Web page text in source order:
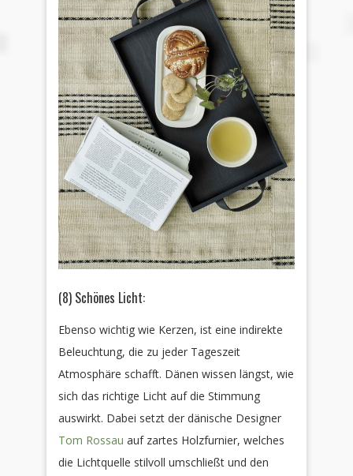
(8) Schönes Licht:
Ebenso wichtig wie Kerzen, ist eine indirekte
Beleuchtung, die zu jeder Tageszeit
Atmosphäre schafft. Dänen wissen längst, wie
sich das richtige Licht auf die Stimmung
auswirkt. Dabei setzt der dänische Designer
Tom Rossau auf zartes Holzfurnier, welches
die Lichtquelle stilvoll umschließt und den